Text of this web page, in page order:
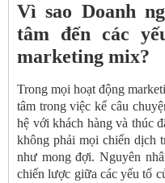
Vì sao Doanh
tâm đến các
marketing mix?
Trong mọi hoạt động
tâm trong việc kể câu
hệ với khách hàng và thúc
không phải mọi chiến dịch
như mong đợi. Nguyên
chiến lược giữa các yếu tố